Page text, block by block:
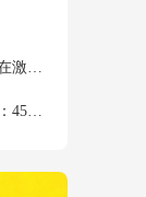
短剧推广变现新策略：2026年如何在激烈竞争中突
揭秘好莱坞对海外短剧的真实态度：4500份简历背